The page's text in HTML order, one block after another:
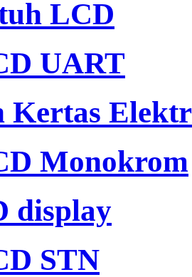
LCD
UART
Kertas
Monokrom
display
STN